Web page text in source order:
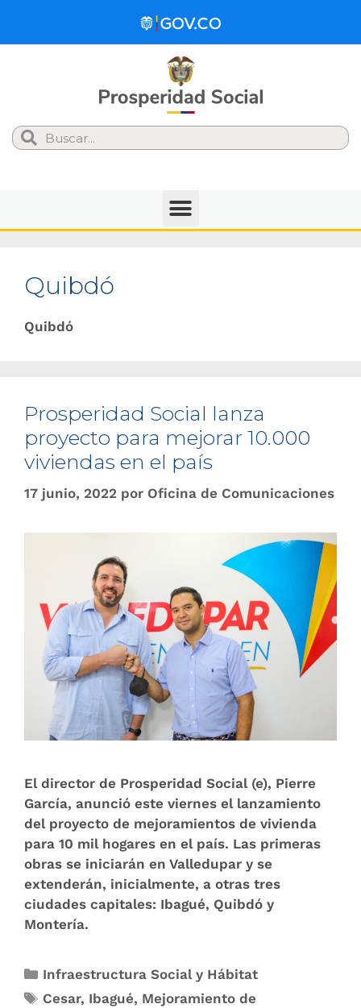
Search
Quibdó
Quibdó
Prosperidad Social lanza
proyecto para mejorar 10.000
viviendas en el país
17 junio, 2022 por Oficina de Comunicaciones
El director de Prosperidad Social (e), Pierre
García, anunció este viernes el lanzamiento
del proyecto de mejoramientos de vivienda
para 10 mil hogares en el país. Las primeras
obras se iniciarán en Valledupar y se
extenderán, inicialmente, a otras tres
ciudades capitales: Ibagué, Quibdó y
Montería.
Infraestructura Social y Hábitat
Cesar, Ibagué, Mejoramiento de